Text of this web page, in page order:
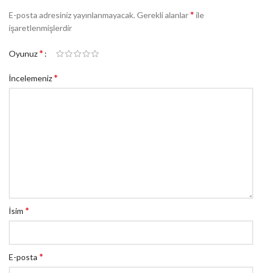
E-posta adresiniz yayınlanmayacak. Gerekli alanlar* ile
işaretlenmişlerdir
Oyunuz*
İncelemeniz*
İsim *
E-posta *